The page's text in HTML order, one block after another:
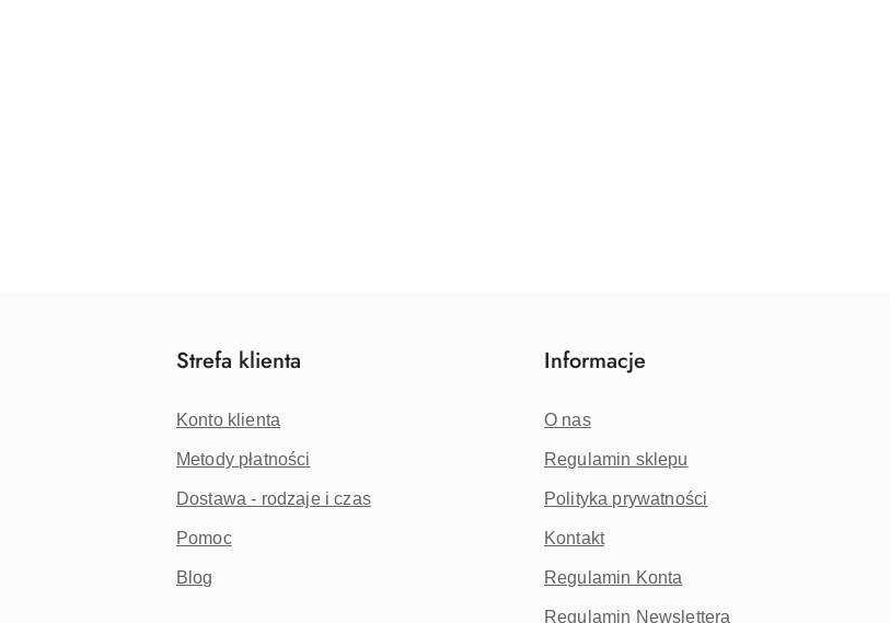
Strefa klienta
Konto klienta
Metody płatności
Dostawa - rodzaje i czas
Pomoc
Blog
Informacje
O nas
Regulamin sklepu
Polityka prywatności
Kontakt
Regulamin Konta
Regulamin Newslettera